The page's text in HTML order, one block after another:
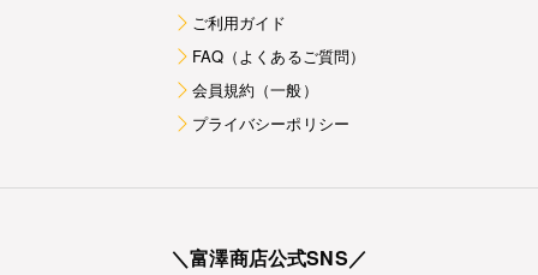
ご利用ガイド
FAQ（よくあるご質問）
会員規約（一般）
プライバシーポリシー
＼富澤商店公式SNS／